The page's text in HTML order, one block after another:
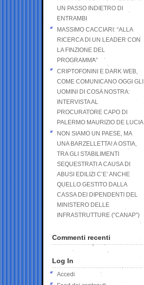
UN PASSO INDIETRO DI
ENTRAMBI
MASSIMO CACCIARI: “ALLA
RICERCA DI UN LEADER CON
LA FINZIONE DEL
PROGRAMMA”
CRIPTOFONINI E DARK WEB,
COME COMUNICANO OGGI GLI
UOMINI DI COSA NOSTRA:
INTERVISTA AL
PROCURATORE CAPO DI
PALERMO MAURIZIO DE LUCIA
NON SIAMO UN PAESE, MA
UNA BARZELLETTA! A OSTIA,
TRA GLI STABILIMENTI
SEQUESTRATI A CAUSA DI
ABUSI EDILIZI C’E’ ANCHE
QUELLO GESTITO DALLA
CASSA DEI DIPENDENTI DEL
MINISTERO DELLE
INFRASTRUTTURE (“CANAP”)
Commenti recenti
Log In
Accedi